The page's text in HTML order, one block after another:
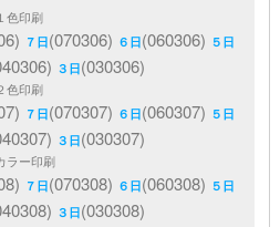
色印刷
７日(070306) ６日(060306) ５日
３日(030306)
色印刷
７日(070307) ６日(060307) ５日
３日(030307)
ラー印刷
７日(070308) ６日(060308) ５日
３日(030308)